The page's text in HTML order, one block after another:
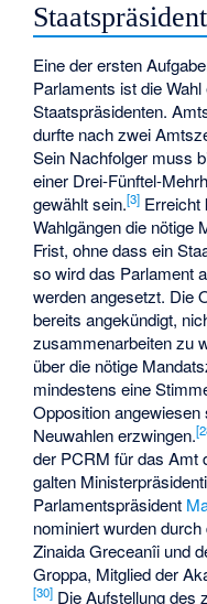
Eine der ersten
Parlaments ist die
Staatspräsidenten.
durfte nach zwei
Sein Nachfolger muss
einer Drei-Fünftel-
gewählt sein.[3] Erreicht
Wahlgängen die nötige
Frist, ohne dass ein
so wird das Parlament
werden angesetzt. Die
bereits angekündigt,
zusammenarbeiten zu
über die nötige
mindestens eine
Opposition
Neuwahlen erzwingen.
der PCRM für das Amt
galten
Parlamentspräsident
nominiert wurden
Zinaida Greceanîi und
Groppa, Mitglied der
[30] Die Aufstellung des